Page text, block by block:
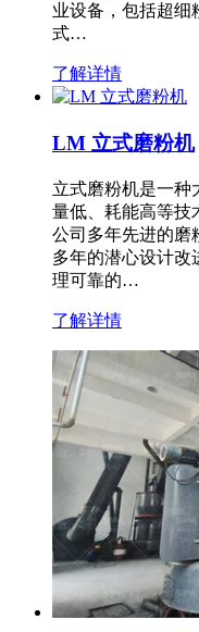
业设备，包括超细
式…
了解详情
LM 立式磨粉机
立式磨粉机是一种
量低、耗能高等技
公司多年先进的磨
多年的潜心设计改
理可靠的…
了解详情